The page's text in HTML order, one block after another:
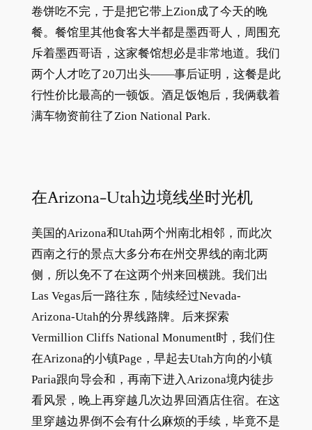
卷饼吃不完，于是把它带上Zion成了今天的晚
餐。餐馆里其他食客大半都是墨西哥人，周围充
斥着墨西哥语，这家餐馆想必是非常地道。我们
两个人才吃了20刀出头——事后证明，这餐是此
行性价比最高的一顿饭。​酒足饭饱后，我俩载着
满车物资前往了Zion National Park.
在Arizona-Utah边境线坐时光机
美国的Arizona和Utah两个州南北相邻，而此次
西南之行的景点大多分布在州交界线的南北两
侧，所以免不了在这两个州来回横跳。我们出
Las Vegas后一路往东，陆续经过Nevada-
Arizona-Utah的分界线路牌。后来探索
Vermillion Cliffs National Monument时，我们住
在Arizona的小镇Page，早起去Utah方向的小镇
Paria跟向导会和，再南下进入Arizona境内徒步
看风景，晚上再穿越几次边界回酒店住宿。在这
里穿越边界倒不会有什么麻烦的手续，毕竟不是